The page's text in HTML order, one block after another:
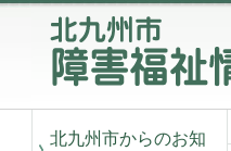
北九州市からのお知